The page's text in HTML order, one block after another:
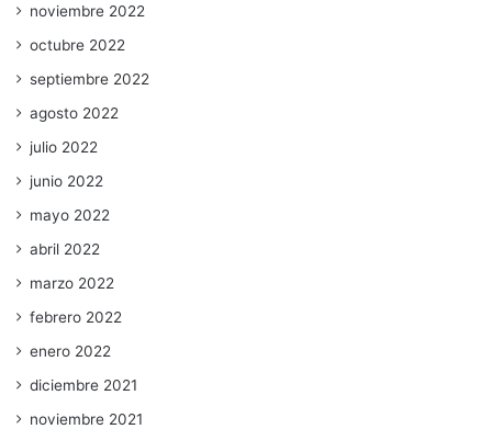
noviembre 2022
octubre 2022
septiembre 2022
agosto 2022
julio 2022
junio 2022
mayo 2022
abril 2022
marzo 2022
febrero 2022
enero 2022
diciembre 2021
noviembre 2021